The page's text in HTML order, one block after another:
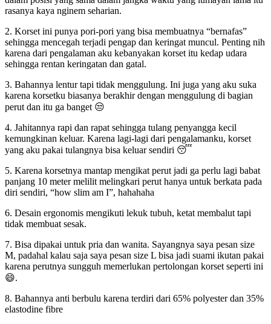
rasanya kaya nginem seharian.
2. Korset ini punya pori-pori yang bisa membuatnya “bernafas”
sehingga mencegah terjadi pengap dan keringat muncul. Penting nih
karena dari pengalaman aku kebanyakan korset itu kedap udara
sehingga rentan keringatan dan gatal.
3. Bahannya lentur tapi tidak menggulung. Ini juga yang aku suka
karena korsetku biasanya berakhir dengan menggulung di bagian
perut dan itu ga banget 😒
4. Jahitannya rapi dan rapat sehingga tulang penyangga kecil
kemungkinan keluar. Karena lagi-lagi dari pengalamanku, korset
yang aku pakai tulangnya bisa keluar sendiri 😴
5. Karena korsetnya mantap mengikat perut jadi ga perlu lagi babat
panjang 10 meter melilit melingkari perut hanya untuk berkata pada
diri sendiri, “how slim am I”, hahahaha
6. Desain ergonomis mengikuti lekuk tubuh, ketat membalut tapi
tidak membuat sesak.
7. Bisa dipakai untuk pria dan wanita. Sayangnya saya pesan size
M, padahal kalau saja saya pesan size L bisa jadi suami ikutan pakai
karena perutnya sungguh memerlukan pertolongan korset seperti ini
😄.
8. Bahannya anti berbulu karena terdiri dari 65% polyester dan 35%
elastodine fibre